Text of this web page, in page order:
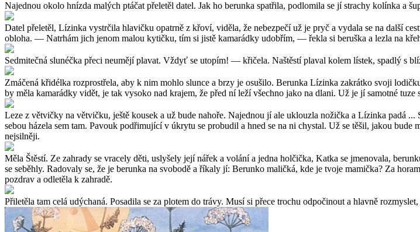
Najednou okolo hnízda malých ptáčat přeletěl datel. Jak ho berunka spatřila, podlomila se jí strachy kolínka a
Datel přeletěl, Lízinka vystrčila hlavičku opatrně z křoví, viděla, že nebezpečí už je pryč a vydala se na další
obloha. — Natrhám jich jenom malou kytičku, tím si jistě kamarádky udobřím, — řekla si beruška a lezla na
Sedmitečná slunéčka přeci neumějí plavat. Vždyť se utopím! — křičela. Naštěstí plaval kolem lístek, spadlý s
Zmáčená křidélka rozprostřela, aby k nim mohlo slunce a brzy je osušilo. Berunka Lízinka zakrátko svoji
by měla kamarádky vidět, je tak vysoko nad krajem, že před ní leží všechno jako na dlani. Už je jí samotné
Leze z větvičky na větvičku, ještě kousek a už bude nahoře. Najednou jí ale uklouzla nožička a Lízinka padá
sebou házela sem tam. Pavouk podřimující v úkrytu se probudil a hned se na ni chystal. Už se těšil, jakou
nejsilněji.
Měla Štěstí. Ze zahrady se vracely děti, uslyšely její nářek a volání a jedna holčička, Katka se jmenovala,
se seběhly. Radovaly se, že je berunka na svobodě a říkaly jí: Berunko maličká, kde je tvoje mamička? Za
pozdrav a odletěla k zahradě.
Přiletěla tam celá udýchaná. Posadila se za plotem do trávy. Musí si přece trochu odpočinout a hlavně